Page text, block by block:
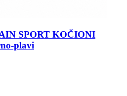
SPORT KOČIONI
plavi